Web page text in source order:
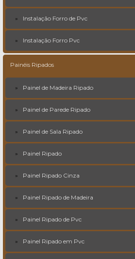
Instalação Forro de Pvc
Instalação Forro Pvc
Painéis Ripados
Painel de Madeira Ripado
Painel de Parede Ripado
Painel de Sala Ripado
Painel Ripado
Painel Ripado Cinza
Painel Ripado de Madeira
Painel Ripado de Pvc
Painel Ripado em Pvc